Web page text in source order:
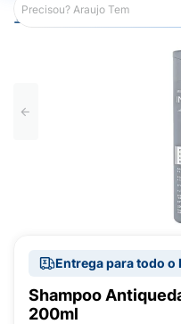
Araujo
Entrega para todo o
Shampoo
200ml